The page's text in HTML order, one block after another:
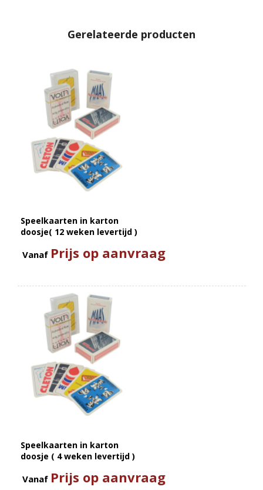
Gerelateerde producten
Speelkaarten in karton
doosje( 12 weken levertijd )
Vanaf Prijs op aanvraag
Speelkaarten in karton
doosje ( 4 weken levertijd )
Vanaf Prijs op aanvraag